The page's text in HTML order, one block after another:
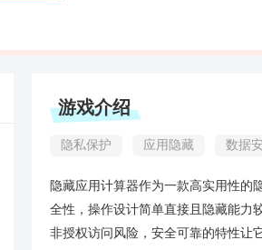
游戏介绍
隐私保护 应用隐藏 数据
隐藏应用计算器作为一款高实用性的
全性，操作设计简单直接且隐藏能力
非授权访问风险，安全可靠的特性让